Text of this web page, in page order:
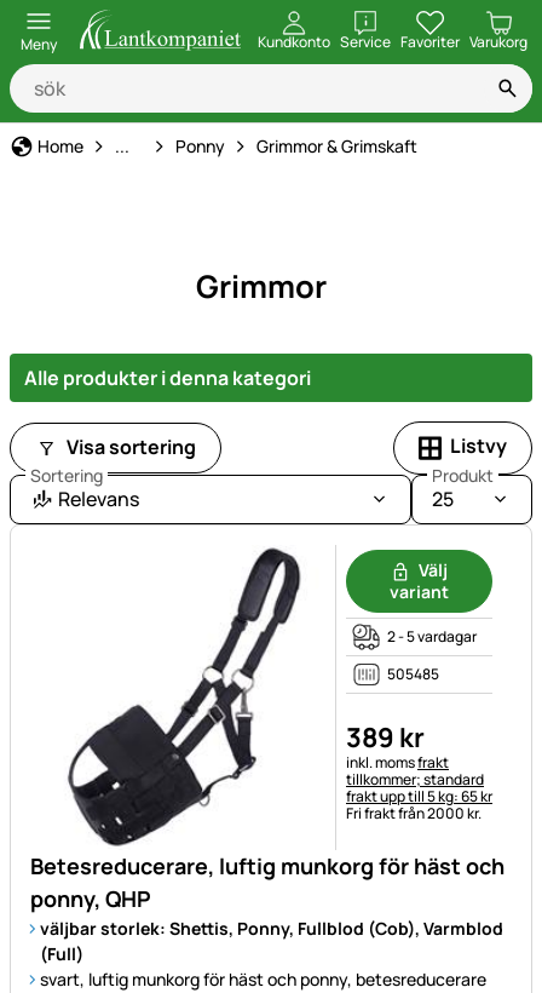
Meny Kundkonto ServiceöppnaFavoriter Varukorg
Home Djurart
... Ponny Grimmor & Grimskaft
Grimmor
Alle produkter i denna kategori
Visa sortering Listvy
Sortering
Relevans
Produkt
25
Betesreducerare, luftig munkorg för häst och
ponny, QHP
väljbar storlek: Shettis, Ponny, Fullblod (Cob), Varmblod
(Full)
svart, luftig munkorg för häst och ponny, betesreducerare
Välj
variant
2 - 5 vardagar
505485
389 kr
Skatteinformation:
inkl. momsfrakt
tillkommer; standard
frakt upp till 5 kg: 65 kr
Fri frakt från 2000 kr.